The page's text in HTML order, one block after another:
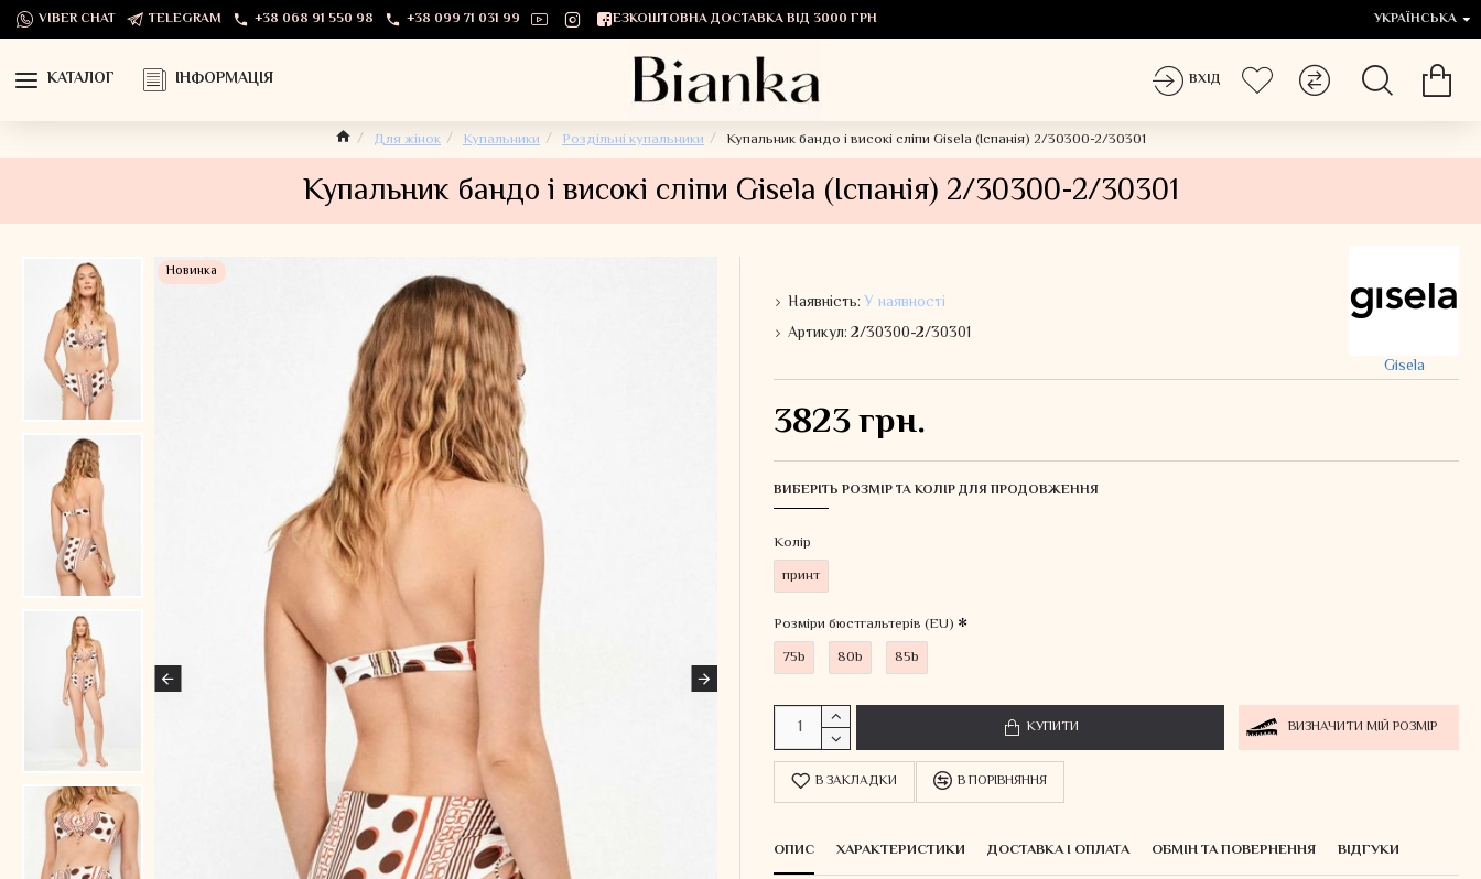
VIBER CHAT TELEGRAM +38 068 91 550 98 +38 099 71 031 99 БЕЗКОШТОВНА ДОСТАВКА ВІД 3000 ГРН УКРАЇНСЬКА
КАТАЛОГ ІНФОРМАЦІЯ ВХІД
Для жінок Купальники Роздільні купальники Купальник бандо і високі сліпи Gisela (Іспанія) 2/30300-2/30301
Купальник бандо і високі сліпи Gisela (Іспанія) 2/30300-2/30301
Новинка
Наявність:У наявності
Артикул:2/30300-2/30301
Gisela
3823 грн.
ВИБЕРІТЬ РОЗМІР ТА КОЛІР ДЛЯ ПРОДОВЖЕННЯ
Колiр
принт
Розміри бюстгальтерів (EU)
75b
80b 85b
КУПИТИ ВИЗНАЧИТИ МІЙ РОЗМІР
В ЗАКЛАДКИ В ПОРІВНЯННЯ
ОПИС ХАРАКТЕРИСТИКИ ДОСТАВКА І ОПЛАТА ОБМІН ТА ПОВЕРНЕННЯ ВІДГУКИ